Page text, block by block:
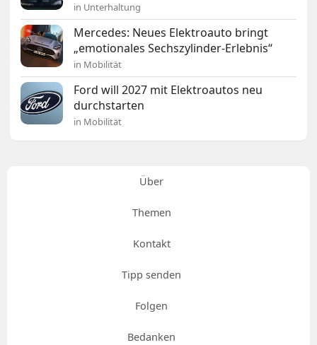
in Unterhaltung
Mercedes: Neues Elektroauto bringt
„emotionales Sechszylinder-Erlebnis“
in Mobilität
Ford will 2027 mit Elektroautos neu
durchstarten
in Mobilität
Über
Themen
Kontakt
Tipp senden
Folgen
Bedanken